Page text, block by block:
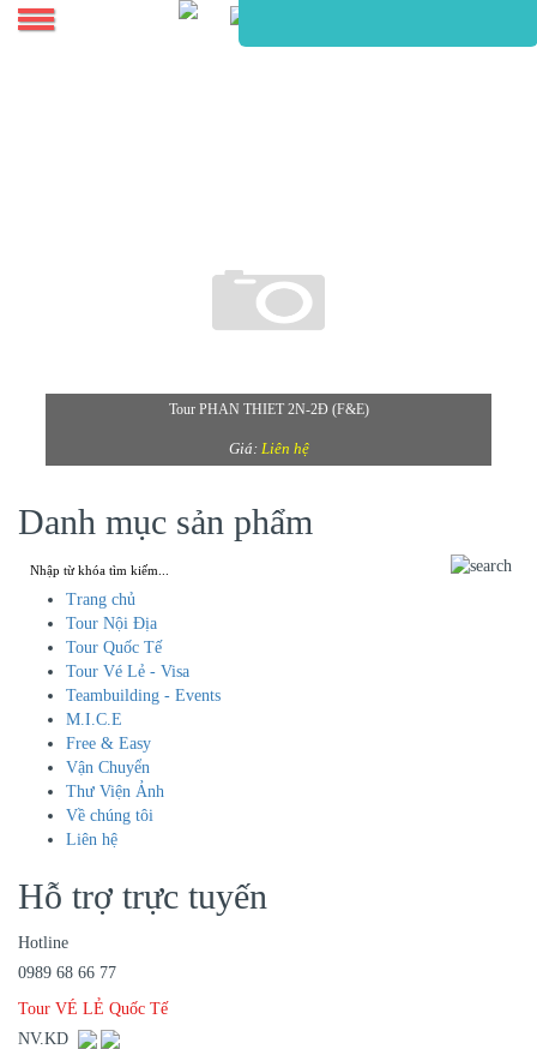
Tour PHAN THIET 2N-2Đ (F&E)
Giá: Liên hệ
Danh mục sản phẩm
Trang chủ
Tour Nội Địa
Tour Quốc Tế
Tour Vé Lẻ - Visa
Teambuilding - Events
M.I.C.E
Free & Easy
Vận Chuyển
Thư Viện Ảnh
Về chúng tôi
Liên hệ
Hỗ trợ trực tuyến
Hotline
0989 68 66 77
Tour VÉ LẺ Quốc Tế
NV.KD